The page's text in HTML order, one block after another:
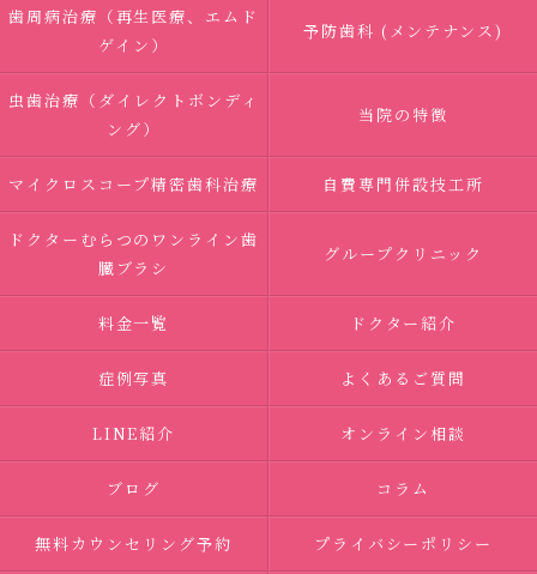
歯周病治療（再生医療、エムド
ゲイン）
予防歯科 (メンテナンス)
虫歯治療（ダイレクトボンディ
ング）
当院の特徴
マイクロスコープ精密歯科治療 自費専門併設技工所
ドクターむらつのワンライン歯
臓ブラシ
グループクリニック
料金一覧 ドクター紹介
症例写真 よくあるご質問
LINE紹介 オンライン相談
ブログ コラム
無料カウンセリング予約 プライバシーポリシー